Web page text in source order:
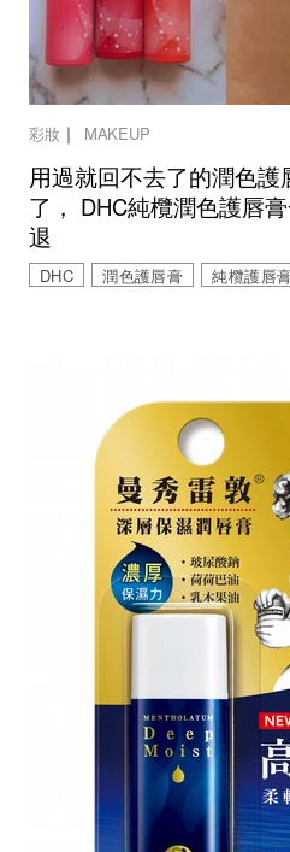
彩妝｜ MAKEUP
用過就回不去了的潤色
了， DHC純欖潤色護唇
退
DHC 潤色護唇膏 純欖護唇